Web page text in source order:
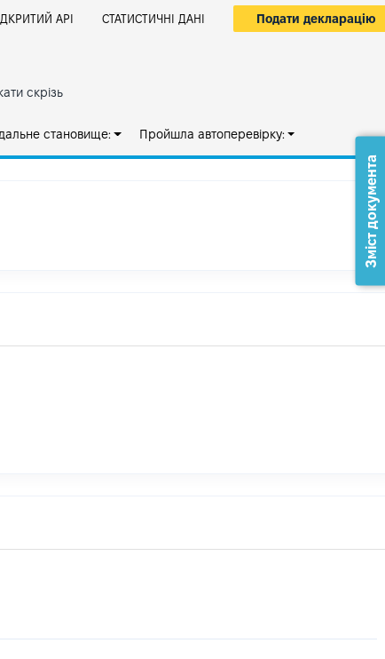
АРІ СТАТИСТИЧНІ ДАНІ Подати декларацію
скрізь
становище: Пройшла автоперевірку:
Зміст документа